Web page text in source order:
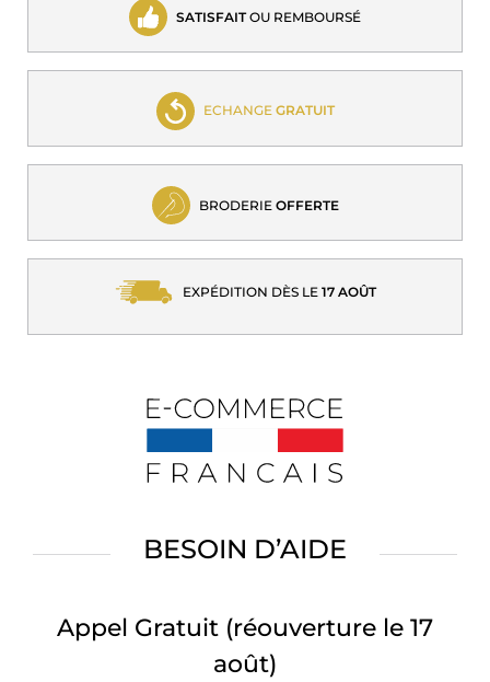
SATISFAITOU REMBOURSÉ
ECHANGE GRATUIT
BRODERIE OFFERTE
EXPÉDITION DÈS LE 17 AOÛT
BESOIN D’AIDE
Appel Gratuit (réouverture le 17
août)